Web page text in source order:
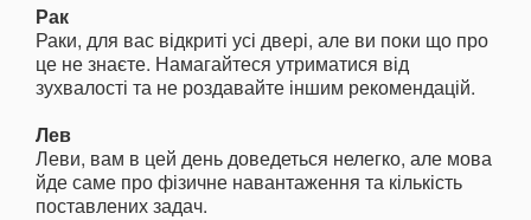
Рак
Раки, для вас відкриті усі двері, але ви поки що про
це не знаєте. Намагайтеся утриматися від
зухвалості та не роздавайте іншим рекомендацій.
Лев
Леви, вам в цей день доведеться нелегко, але мова
йде саме про фізичне навантаження та кількість
поставлених задач.